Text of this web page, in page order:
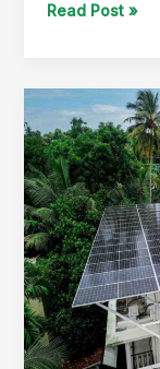
Read Post »
सौर
ऊर्जा
कोणासाठी
फायदेशीर
आहे?